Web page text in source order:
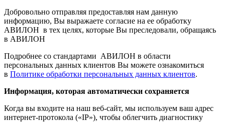
Добровольно отправляя предоставляя нам данную
информацию, Вы выражаете согласие на ее обработку
АВИЛОН в тех целях, которые Вы преследовали, обращаясь
в АВИЛОН
Подробнее со стандартами АВИЛОН в области
персональных данных клиентов Вы можете ознакомиться
в Политике обработки персональных данных клиентов.
Информация, которая автоматически сохраняется
Когда вы входите на наш веб-сайт, мы используем ваш адрес
интернет-протокола («IP»), чтобы облегчить диагностику